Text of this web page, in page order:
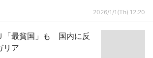
2026/1/1(Th) 12:20
「最貧国」も 国内に反
リア